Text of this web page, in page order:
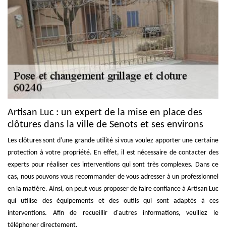
Artisan Luc : un expert de la mise en place des
clôtures dans la ville de Senots et ses environs
Les clôtures sont d'une grande utilité si vous voulez apporter une certaine
protection à votre propriété. En effet, il est nécessaire de contacter des
experts pour réaliser ces interventions qui sont très complexes. Dans ce
cas, nous pouvons vous recommander de vous adresser à un professionnel
en la matière. Ainsi, on peut vous proposer de faire confiance à Artisan Luc
qui utilise des équipements et des outils qui sont adaptés à ces
interventions. Afin de recueillir d'autres informations, veuillez le
téléphoner directement.